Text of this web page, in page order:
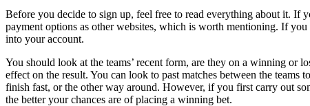
Before you decide to sign up, feel free to read everything about it. If
payment options as other websites, which is worth mentioning. If
into your account.
You should look at the teams’ recent form, are they on a winning or
effect on the result. You can look to past matches between the
finish fast, or the other way around. However, if you first carry out
the better your chances are of placing a winning bet.